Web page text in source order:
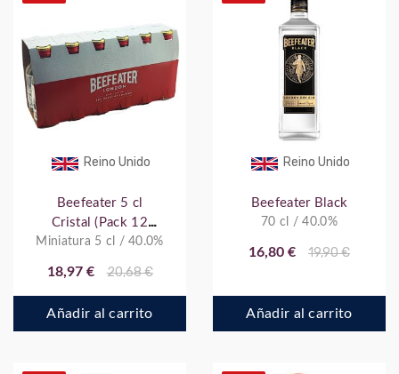
Reino Unido
Beefeater 5 cl
Cristal (Pack 12
Botellitas)
Miniatura 5 cl / 40.0%
18,97 € 20,68 €
Añadir al carrito
Reino Unido
Beefeater Black
70 cl / 40.0%
16,80 € 19,90 €
Añadir al carrito